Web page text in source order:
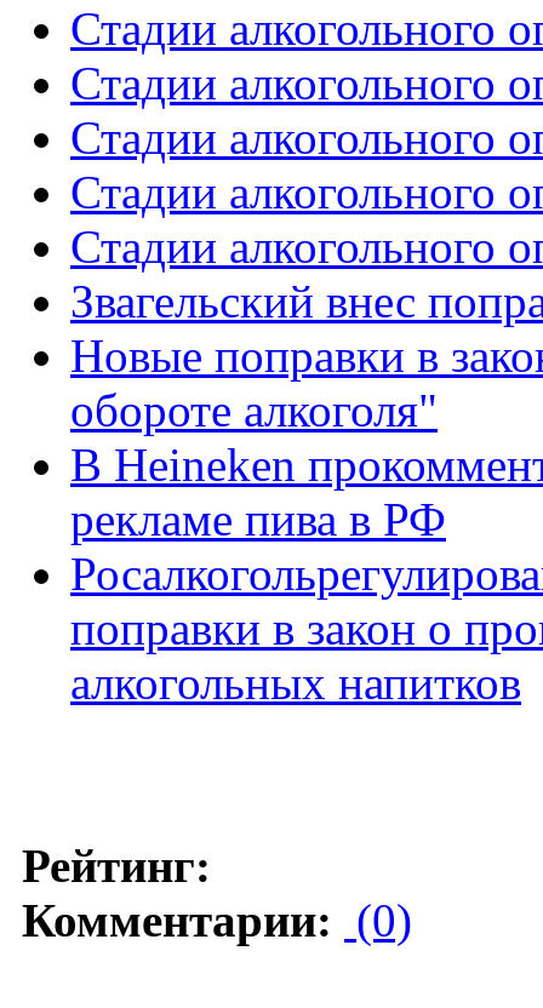
Стадии алкогольного
Стадии алкогольного
Стадии алкогольного
Стадии алкогольного
Стадии алкогольного
Звагельский внес
Новые поправки в
обороте алкоголя"
В Heineken
рекламе пива в РФ
поправки в закон о
алкогольных напитков
Рейтинг:
Комментарии: (0)